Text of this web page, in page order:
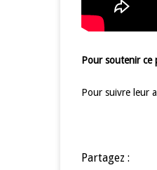
Pour soutenir ce
Pour suivre leur
Partagez :